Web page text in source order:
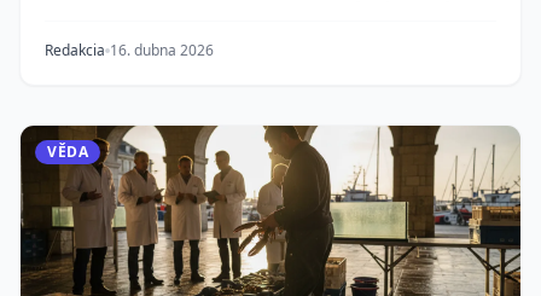
Redakcia 16. dubna 2026
VĚDA